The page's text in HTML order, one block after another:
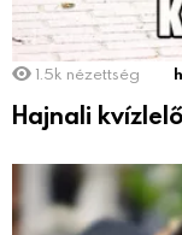
1.5k nézettség
Hajnali